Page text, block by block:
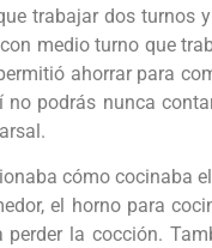
trabajar dos turnos
medio turno que
ahorrar para
podrás nunca
cómo cocinaba
el horno para
la cocción.